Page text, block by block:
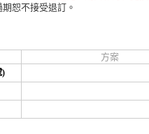
恕不接受退訂。
方案
)